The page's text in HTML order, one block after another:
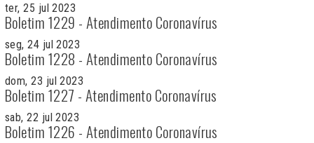
ter, 25 jul 2023
Boletim 1229 - Atendimento Coronavírus
seg, 24 jul 2023
Boletim 1228 - Atendimento Coronavírus
dom, 23 jul 2023
Boletim 1227 - Atendimento Coronavírus
sab, 22 jul 2023
Boletim 1226 - Atendimento Coronavírus